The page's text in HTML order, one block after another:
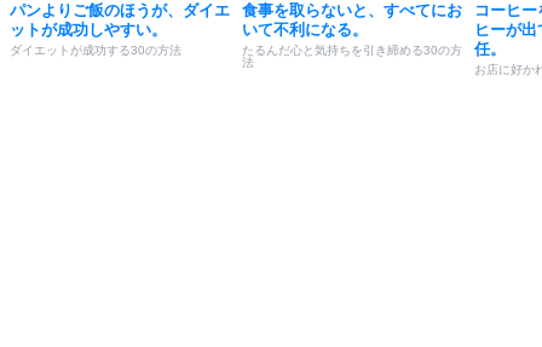
パンよりご飯のほうが、ダイエ
ットが成功しやすい。
ダイエットが成功する30の方法
食事を取らないと、すべてにお
いて不利になる。
たるんだ心と気持ちを引き締める30の方
法
コーヒ
ヒーが
任。
お店に好か